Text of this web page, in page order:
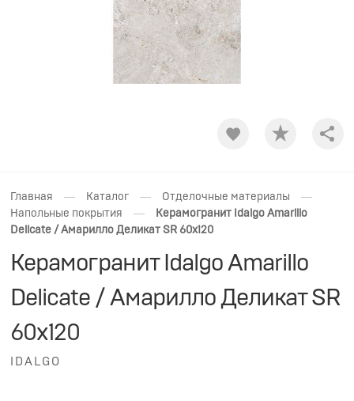
Главная — Каталог — Отделочные материалы —
Напольные покрытия —
Керамогранит Idalgo Amarillo
Delicate / Амарилло Деликат SR 60x120
Керамогранит Idalgo Amarillo
Delicate / Амарилло Деликат SR
60x120
IDALGO